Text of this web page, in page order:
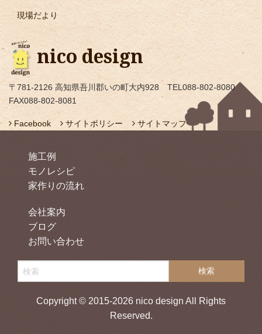
現場だより
nico design
〒781-2126 高知県吾川郡いの町大内928 TEL088-802-8080
FAX088-802-8081
Facebook サイトポリシー サイトマップ
施工例
モノレシピ
家作りの流れ
会社案内
ブログ
お問い合わせ
Copyright © 2015-2026 nico design All Rights
Reserved.